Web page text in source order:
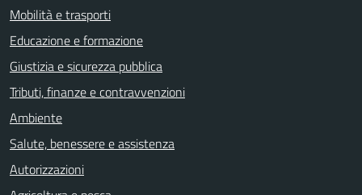
Mobilità e trasporti
Educazione e formazione
Giustizia e sicurezza pubblica
Tributi, finanze e contravvenzioni
Ambiente
Salute, benessere e assistenza
Autorizzazioni